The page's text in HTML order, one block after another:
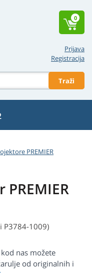
Prijava
Registracija
Traži
0
PREMIER
P3784-1009)
nas možete
od originalnih i